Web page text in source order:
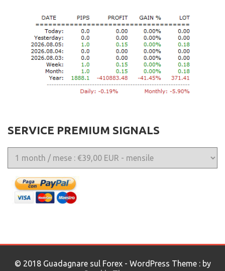
SERVICE PREMIUM SIGNALS
© 2018 Guadagnare sul Forex - WordPress Theme : by